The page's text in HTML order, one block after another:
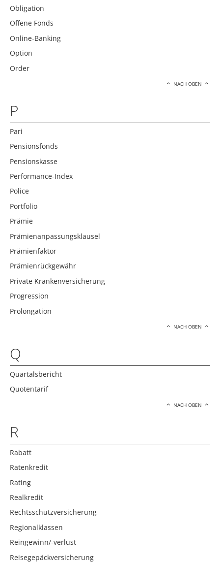
Obligation
Offene Fonds
Online-Banking
Option
Order
NACH OBEN
P
Pari
Pensionsfonds
Pensionskasse
Performance-Index
Police
Portfolio
Prämie
Prämienanpassungsklausel
Prämienfaktor
Prämienrückgewähr
Private Krankenversicherung
Progression
Prolongation
NACH OBEN
Q
Quartalsbericht
Quotentarif
NACH OBEN
R
Rabatt
Ratenkredit
Rating
Realkredit
Rechtsschutzversicherung
Regionalklassen
Reingewinn/-verlust
Reisegepäckversicherung